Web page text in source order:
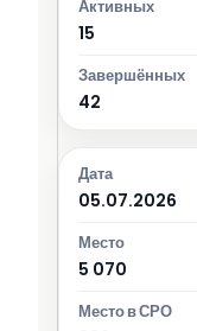
15
42
05.07.2026
5 070